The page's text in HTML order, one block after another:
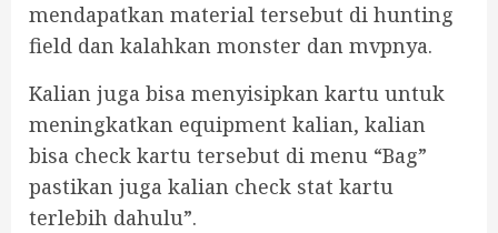
mendapatkan material tersebut di hunting
field dan kalahkan monster dan mvpnya.
Kalian juga bisa menyisipkan kartu untuk
meningkatkan equipment kalian, kalian
bisa check kartu tersebut di menu “Bag”
pastikan juga kalian check stat kartu
terlebih dahulu”.